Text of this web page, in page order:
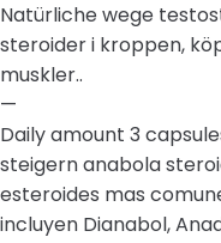
Natürliche wege
steroider i kroppen,
muskler..
—
Daily amount 3
steigern anabola
esteroides mas
incluyen Dianabol,